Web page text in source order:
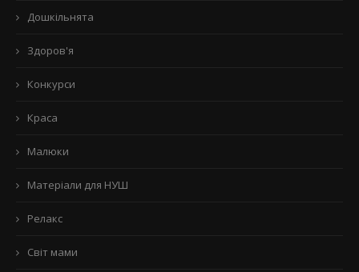
Дошкільнята
Здоров'я
Конкурси
Краса
Малюки
Матеріали для НУШ
Релакс
Світ мами